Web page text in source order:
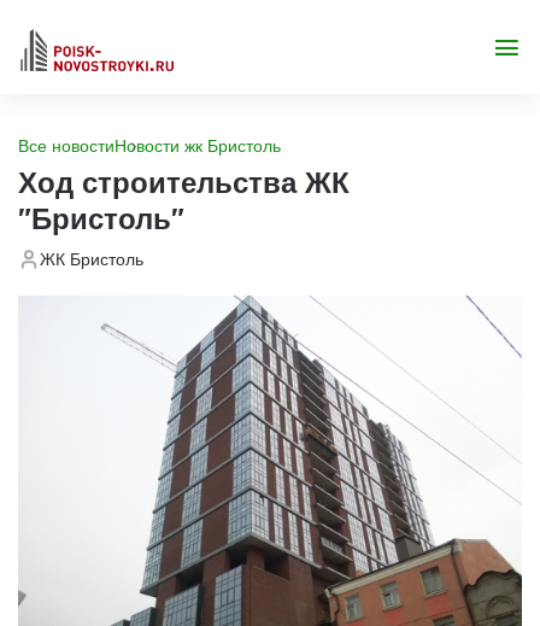
Все новостиНовости жк Бристоль
Ход строительства ЖК
"Бристоль"
ЖК Бристоль